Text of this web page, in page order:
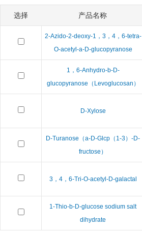
选择 产品名称
2-Azido-2-deoxy-1，3，4，6-tetra-
O-acetyl-a-D-glucopyranose
1，6-Anhydro-b-D-
glucopyranose（Levoglucosan）
D-Xylose
D-Turanose（a-D-Glcp（1-3）-D-
fructose）
3，4，6-Tri-O-acetyl-D-galactal
1-Thio-b-D-glucose sodium salt
dihydrate